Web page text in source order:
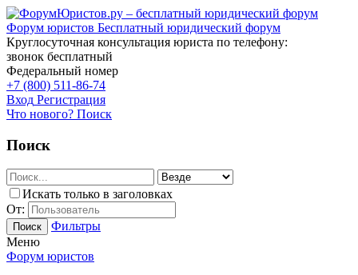
Форум юристов Бесплатный юридический форум
Круглосуточная консультация юриста по телефону:
звонок бесплатный
Федеральный номер
+7 (800) 511-86-74
Вход Регистрация
Что нового? Поиск
Поиск
Искать только в заголовках
От:
Поиск
Фильтры
Меню
Форум юристов